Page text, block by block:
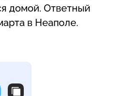
домой. Ответный
в Неаполе.